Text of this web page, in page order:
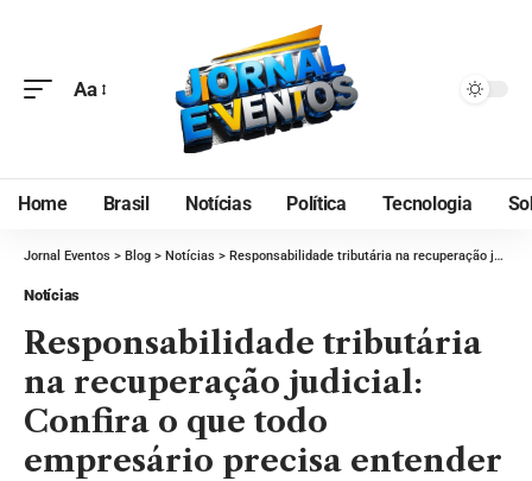
Aa
Home Brasil Notícias Política Tecnologia
Jornal Eventos > Blog > Notícias > Responsabilidade tributária na recuperação judicial: Confira o que todo empresário precisa entender
Notícias
Responsabilidade tributária
na recuperação judicial:
Confira o que todo
empresário precisa entender